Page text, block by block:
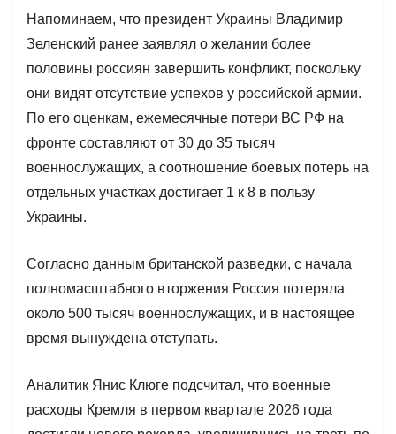
Напоминаем, что президент Украины Владимир
Зеленский ранее заявлял о желании более
половины россиян завершить конфликт, поскольку
они видят отсутствие успехов у российской армии.
По его оценкам, ежемесячные потери ВС РФ на
фронте составляют от 30 до 35 тысяч
военнослужащих, а соотношение боевых потерь на
отдельных участках достигает 1 к 8 в пользу
Украины.
Согласно данным британской разведки, с начала
полномасштабного вторжения Россия потеряла
около 500 тысяч военнослужащих, и в настоящее
время вынуждена отступать.
Аналитик Янис Клюге подсчитал, что военные
расходы Кремля в первом квартале 2026 года